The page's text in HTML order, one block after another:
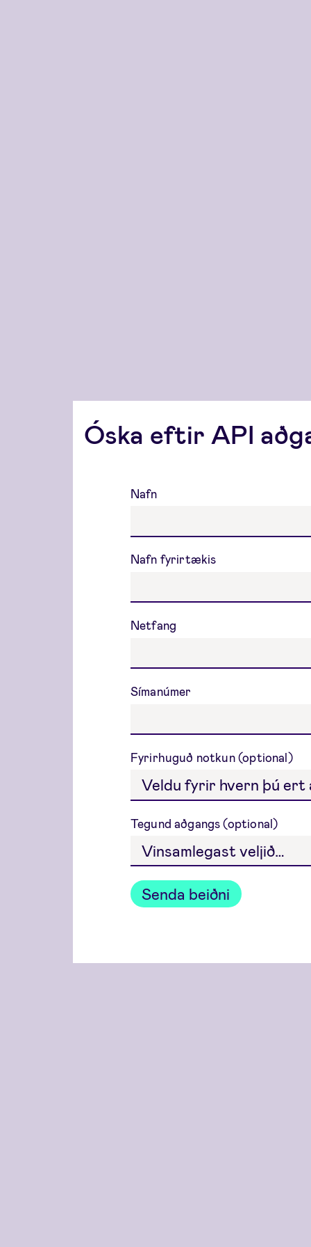
Óska eftir API
Nafn
Nafn fyrirtækis
Netfang
Símanúmer
Fyrirhuguð notkun
Tegund aðgangs
Senda beiðni